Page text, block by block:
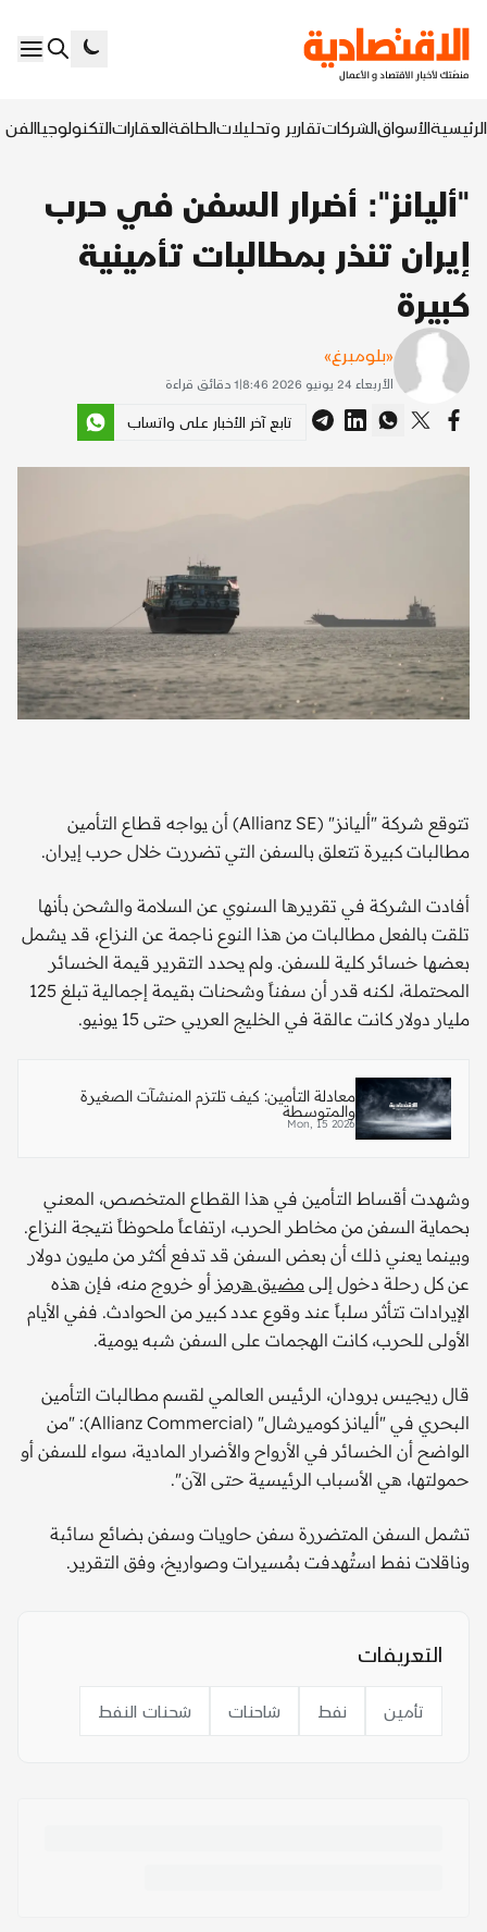
الرئيسيةالأسواقالشركاتتقارير وتحليلاتالطاقةالعقاراتالتكنولوجياالفن
"أليانز": أضرار السفن في حرب
إيران تنذر بمطالبات تأمينية
كبيرة
«بلومبرغ»
الأربعاء 24 يونيو 2026 8:46 |
1 دقائق قراءة
تابع آخر الأخبار على واتساب
تتوقع شركة "أليانز" (Allianz SE) أن يواجه قطاع التأمين
مطالبات كبيرة تتعلق بالسفن التي تضررت خلال حرب إيران.
أفادت الشركة في تقريرها السنوي عن السلامة والشحن بأنها
تلقت بالفعل مطالبات من هذا النوع ناجمة عن النزاع، قد يشمل
بعضها خسائر كلية للسفن. ولم يحدد التقرير قيمة الخسائر
المحتملة، لكنه قدر أن سفناً وشحنات بقيمة إجمالية تبلغ 125
مليار دولار كانت عالقة في الخليج العربي حتى 15 يونيو.
معادلة التأمين: كيف تلتزم المنشآت الصغيرة
والمتوسطة
Mon, 15 2026
وشهدت أقساط التأمين في هذا القطاع المتخصص، المعني
بحماية السفن من مخاطر الحرب، ارتفاعاً ملحوظاً نتيجة النزاع.
وبينما يعني ذلك أن بعض السفن قد تدفع أكثر من مليون دولار
عن كل رحلة دخول إلى مضيق هرمز أو خروج منه، فإن هذه
الإيرادات تتأثر سلباً عند وقوع عدد كبير من الحوادث. ففي الأيام
الأولى للحرب، كانت الهجمات على السفن شبه يومية.
قال ريجيس برودان، الرئيس العالمي لقسم مطالبات التأمين
البحري في "أليانز كوميرشال" (Allianz Commercial): "من
الواضح أن الخسائر في الأرواح والأضرار المادية، سواء للسفن أو
حمولتها، هي الأسباب الرئيسية حتى الآن".
تشمل السفن المتضررة سفن حاويات وسفن بضائع سائبة
وناقلات نفط استُهدفت بمُسيرات وصواريخ، وفق التقرير.
التعريفات
تأمين نفط شاحنات شحنات النفط